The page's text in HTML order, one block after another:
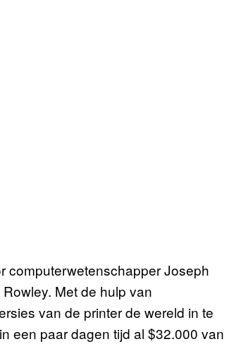
computerwetenschapper Joseph
Met de hulp van
van de printer de wereld in te
een paar dagen tijd al $32.000 van